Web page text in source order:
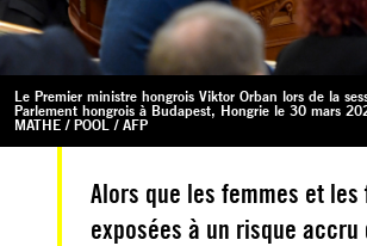
Le Premier ministre hongrois Viktor Orban lors de la
Parlement hongrois à Budapest, Hongrie le 30 mars
MATHE / POOL / AFP
Alors que les femmes et
exposées à un risque accru